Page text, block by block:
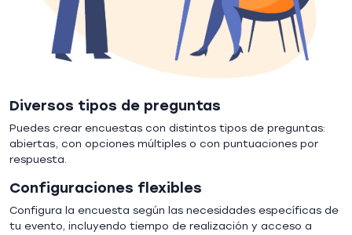
Diversos tipos de preguntas
Puedes crear encuestas con distintos tipos de preguntas:
abiertas, con opciones múltiples o con puntuaciones por
respuesta.
Configuraciones flexibles
Configura la encuesta según las necesidades específicas de
tu evento, incluyendo tiempo de realización y acceso a